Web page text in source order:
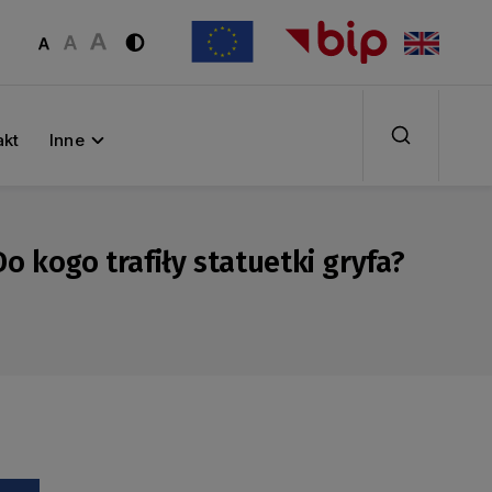
Inne
kogo trafiły statuetki gryfa?